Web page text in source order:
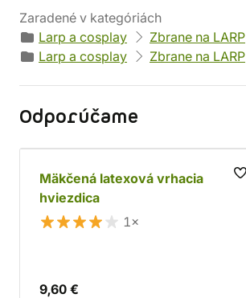
Zaradené v kategóriách
Larp a cosplay
Zbrane na LARP
Larp a cosplay
Zbrane na LARP
Odporúčame
Mäkčená latexová vrhacia
hviezdica
1×
9,60 €